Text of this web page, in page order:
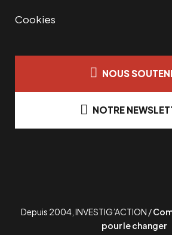
Cookies
NOUS
NOTRE
Depuis 2004, INVESTIG’ACTION /
pour le changer